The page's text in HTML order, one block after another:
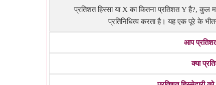
प्रतिशत हिस्सा या X का कितना प्रतिशत Y है?, कुल
प्रतिनिधित्व करता है। यह एक पूरे के
आप
क्या